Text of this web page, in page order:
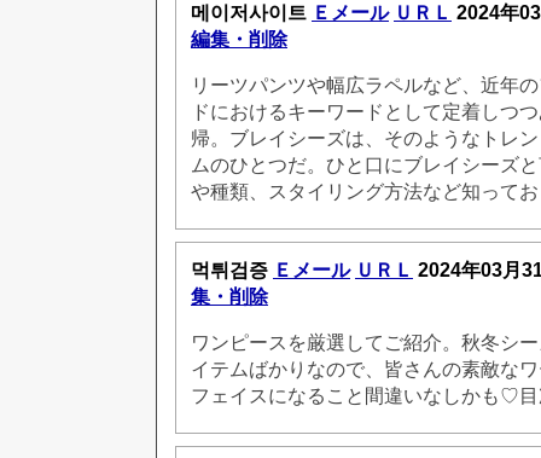
메이저사이트 Ｅメール ＵＲＬ 2024年
編集・削除
リーツパンツや幅広ラペルなど、近年
ドにおけるキーワードとして定着しつ
帰。ブレイシーズは、そのようなトレ
ムのひとつだ。ひと口にブレイシーズ
や種類、スタイリング方法など知って
먹튀검증 Ｅメール ＵＲＬ 2024年03月
集・削除
ワンピースを厳選してご紹介。秋冬シ
イテムばかりなので、皆さんの素敵な
フェイスになること間違いなしかも♡